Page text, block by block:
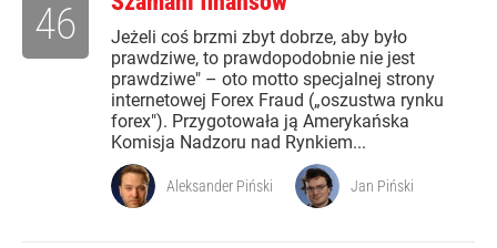
Jeżeli coś brzmi zbyt dobrze, aby było
prawdziwe, to prawdopodobnie nie jest
prawdziwe" – oto motto specjalnej strony
internetowej Forex Fraud („oszustwa rynku
forex"). Przygotowała ją Amerykańska
Komisja Nadzoru nad Rynkiem...
46
Aleksander Piński Jan Piński